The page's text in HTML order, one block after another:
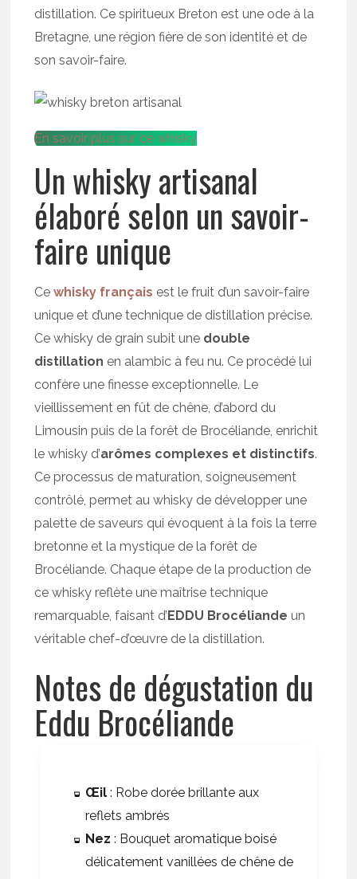
distillation. Ce spiritueux Breton est une ode à la
Bretagne, une région fière de son identité et de
son savoir-faire.
En savoir plus sur ce whisky
Un whisky artisanal
élaboré selon un savoir-
faire unique
Cewhisky français est le fruit d’un savoir-faire
unique et d’une technique de distillation précise.
Ce whisky de grain subit une double
distillation en alambic à feu nu. Ce procédé lui
confère une finesse exceptionnelle. Le
vieillissement en fût de chêne, d’abord du
Limousin puis de la forêt de Brocéliande, enrichit
le whisky d’arômes complexes et distinctifs.
Ce processus de maturation, soigneusement
contrôlé, permet au whisky de développer une
palette de saveurs qui évoquent à la fois la terre
bretonne et la mystique de la forêt de
Brocéliande. Chaque étape de la production de
ce whisky reflète une maîtrise technique
remarquable, faisant d’ EDDU Brocéliande un
véritable chef-d’œuvre de la distillation.
Notes de dégustation du
Eddu Brocéliande
Œil : Robe dorée brillante aux
reflets ambrés
Nez : Bouquet aromatique boisé
délicatement vanillées de chêne de